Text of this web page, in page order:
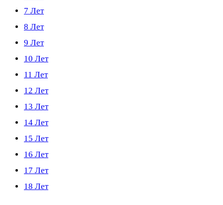
7 Лет
8 Лет
9 Лет
10 Лет
11 Лет
12 Лет
13 Лет
14 Лет
15 Лет
16 Лет
17 Лет
18 Лет